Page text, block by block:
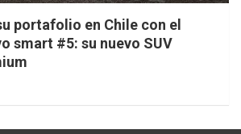
portafolio en Chile con el
smart #5: su nuevo SUV